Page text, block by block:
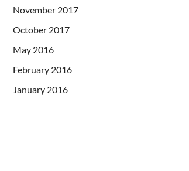
November 2017
October 2017
May 2016
February 2016
January 2016